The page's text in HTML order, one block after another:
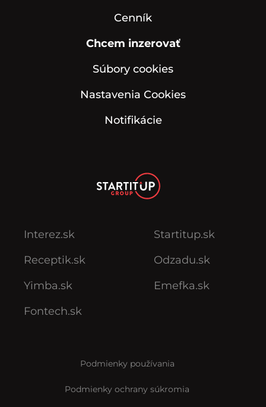
Cenník
Chcem inzerovať
Súbory cookies
Nastavenia Cookies
Notifikácie
Interez.sk
Receptik.sk
Yimba.sk
Fontech.sk
Startitup.sk
Odzadu.sk
Emefka.sk
Podmienky používania
Podmienky ochrany súkromia